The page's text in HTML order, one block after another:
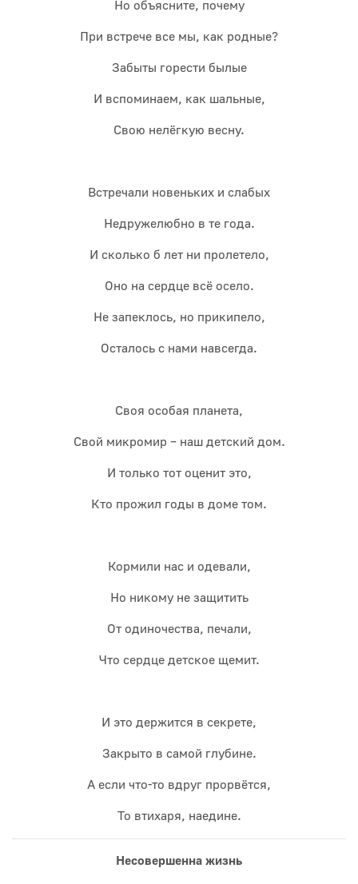
Но объясните, почему
При встрече все мы, как родные?
Забыты горести былые
И вспоминаем, как шальные,
Свою нелёгкую весну.
Встречали новеньких и слабых
Недружелюбно в те года.
И сколько б лет ни пролетело,
Оно на сердце всё осело.
Не запеклось, но прикипело,
Осталось с нами навсегда.
Своя особая планета,
Свой микромир – наш детский дом.
И только тот оценит это,
Кто прожил годы в доме том.
Кормили нас и одевали,
Но никому не защитить
От одиночества, печали,
Что сердце детское щемит.
И это держится в секрете,
Закрыто в самой глубине.
А если что-то вдруг прорвётся,
То втихаря, наедине.
Несовершенна жизнь